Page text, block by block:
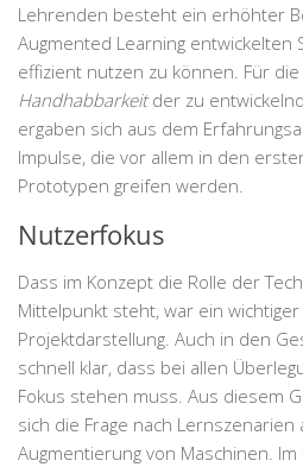
Lehrenden besteht ein erhöhter
Augmented Learning entwickelten
effizient nutzen zu können. Für die
Handhabbarkeitder zu
ergaben sich aus dem
Impulse, die vor allem in den
Prototypen greifen werden.
Nutzerfokus
Dass im Konzept die Rolle der
Mittelpunkt steht, war ein wichtiger
Projektdarstellung. Auch in den
schnell klar, dass bei allen
Fokus stehen muss. Aus diesem
sich die Frage nach
Augmentierung von Maschinen.